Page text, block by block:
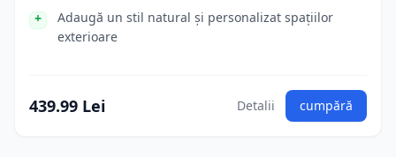
Adaugă un stil natural și personalizat spațiilor
exterioare
439.99 Lei Detalii cumpără